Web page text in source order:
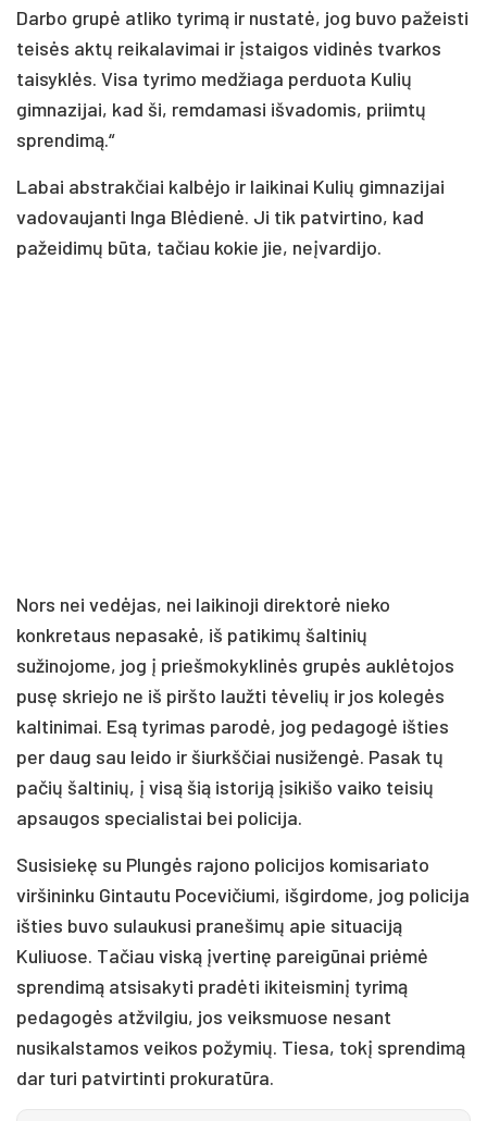
Darbo grupė atliko tyrimą ir nustatė, jog buvo pažeisti
teisės aktų reikalavimai ir įstaigos vidinės tvarkos
taisyklės. Visa tyrimo medžiaga perduota Kulių
gimnazijai, kad ši, remdamasi išvadomis, priimtų
sprendimą.“
Labai abstrakčiai kalbėjo ir laikinai Kulių gimnazijai
vadovaujanti Inga Blėdienė. Ji tik patvirtino, kad
pažeidimų būta, tačiau kokie jie, neįvardijo.
Nors nei vedėjas, nei laikinoji direktorė nieko
konkretaus nepasakė, iš patikimų šaltinių
sužinojome, jog į priešmokyklinės grupės auklėtojos
pusę skriejo ne iš piršto laužti tėvelių ir jos kolegės
kaltinimai. Esą tyrimas parodė, jog pedagogė išties
per daug sau leido ir šiurkščiai nusižengė. Pasak tų
pačių šaltinių, į visą šią istoriją įsikišo vaiko teisių
apsaugos specialistai bei policija.
Susisiekę su Plungės rajono policijos komisariato
viršininku Gintautu Pocevičiumi, išgirdome, jog policija
išties buvo sulaukusi pranešimų apie situaciją
Kuliuose. Tačiau viską įvertinę pareigūnai priėmė
sprendimą atsisakyti pradėti ikiteisminį tyrimą
pedagogės atžvilgiu, jos veiksmuose nesant
nusikalstamos veikos požymių. Tiesa, tokį sprendimą
dar turi patvirtinti prokuratūra.